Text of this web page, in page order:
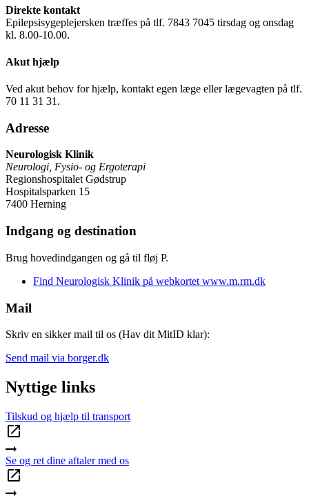
Direkte kontakt
Epilepsisygeplejersken træffes på tlf. 7843 7045 tirsdag og onsdag
kl. 8.00-10.00.
Akut hjælp
Ved akut behov for hjælp, kontakt egen læge eller lægevagten på tlf.
70 11 31 31.
Adresse
Neurologisk Klinik
Neurologi, Fysio- og Ergoterapi
Regionshospitalet Gødstrup
Hospitalsparken 15
7400 Herning
Indgang og destination
Brug hovedindgangen og gå til fløj P.
Find Neurologisk Klinik på webkortet www.m.rm.dk
Mail
Skriv en sikker mail til os (Hav dit MitID klar):
Send mail via borger.dk
Nyttige links
Tilskud og hjælp til transport
Se og ret dine aftaler med os